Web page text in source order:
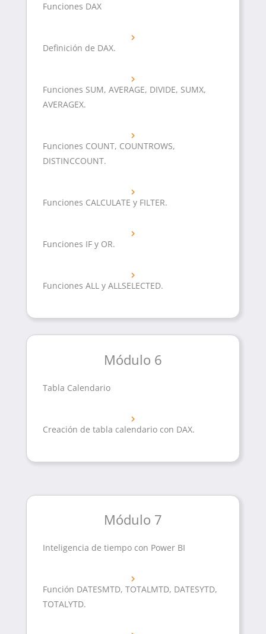
Funciones DAX
Definición de DAX.
Funciones SUM, AVERAGE, DIVIDE, SUMX,
AVERAGEX.
Funciones COUNT, COUNTROWS,
DISTINCCOUNT.
Funciones CALCULATE y FILTER.
Funciones IF y OR.
Funciones ALL y ALLSELECTED.
Módulo 6
Tabla Calendario
Creación de tabla calendario con DAX.
Módulo 7
Inteligencia de tiempo con Power BI
Función DATESMTD, TOTALMTD, DATESYTD,
TOTALYTD.